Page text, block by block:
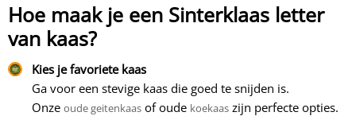
Hoe maak je een Sinterklaas letter
van kaas?
Kies je favoriete kaas
Ga voor een stevige kaas die goed te snijden is.
Onzeoude geitenkaas of oude koekaas zijn perfecte opties.